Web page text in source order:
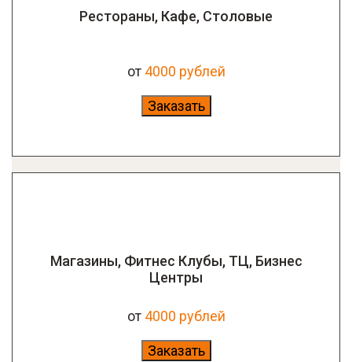
Рестораны, Кафе, Столовые
от 4000 рублей
Заказать
Магазины, Фитнес Клубы, ТЦ, Бизнес
Центры
от 4000 рублей
Заказать